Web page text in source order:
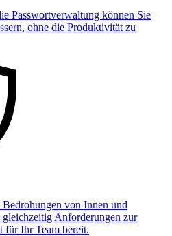
Passwortverwaltung können Sie
ohne die Produktivität zu
von Innen und
Anforderungen zur
für Ihr Team bereit.